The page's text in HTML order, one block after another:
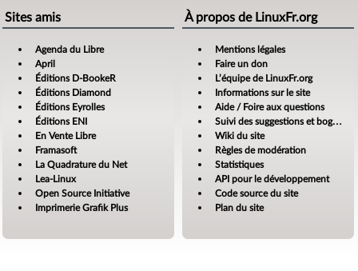
Sites amis
Agenda du Libre
April
Éditions D-BookeR
Éditions Diamond
Éditions Eyrolles
Éditions ENI
En Vente Libre
Framasoft
La Quadrature du Net
Lea-Linux
Open Source Initiative
Imprimerie Grafik Plus
À propos de LinuxFr.org
Mentions légales
Faire un don
L’équipe de LinuxFr.org
Informations sur le site
Aide / Foire aux questions
Suivi des suggestions et bogues
Wiki du site
Règles de modération
Statistiques
API pour le développement
Code source du site
Plan du site